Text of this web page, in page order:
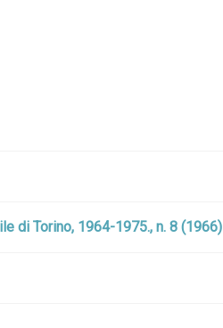
di Torino, 1964-1975., n. 8 (1966)